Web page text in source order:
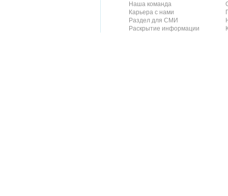
Наша команда
Карьера с нами
Раздел для СМИ
Раскрытие информации